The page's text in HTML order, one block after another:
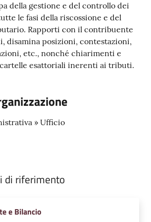
della gestione e del controllo dei
le fasi della riscossione e del
Rapporti con il contribuente
disamina posizioni, contestazioni,
etc., nonché chiarimenti e
esattoriali inerenti ai tributi.
» Ufficio
di riferimento
e Bilancio